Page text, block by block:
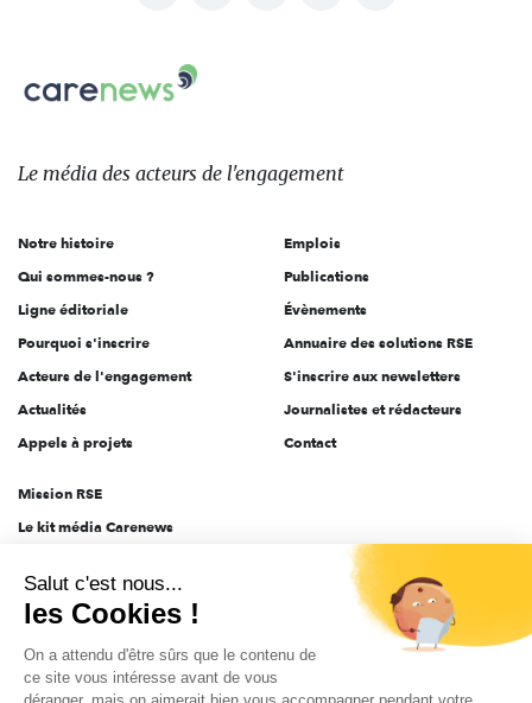
sur:
Carenews,
Le
des
l'engagement
Le média des acteurs de l'engagement
Notre histoire
Qui sommes-nous ?
Ligne éditoriale
Pourquoi s'inscrire
Acteurs de l'engagement
Actualités
Appels à projets
Emplois
Publications
Évènements
Annuaire des solutions RSE
S'inscrire aux newsletters
Journalistes et rédacteurs
Contact
Mission RSE
Le kit média Carenews
AEF info
Novethic
PRODURABLE
Inclusiv Day
Salut c'est nous...
les Cookies !
On a attendu d'être sûrs que le contenu de
ce site vous intéresse avant de vous
déranger, mais on aimerait bien vous accompagner pendant votre